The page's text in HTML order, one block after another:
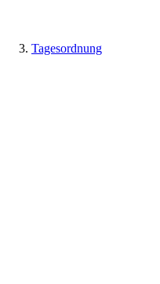
Tagesordnung